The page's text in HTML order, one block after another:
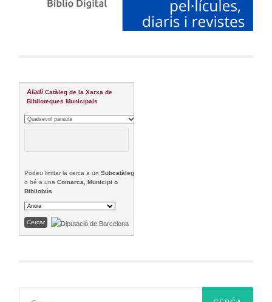
Aladí Catàleg de la Xarxa de
Biblioteques Municipals
Podeu limitar la cerca a unSubcatàleg
o bé a unaComarca, Municipi o
Bibliobús